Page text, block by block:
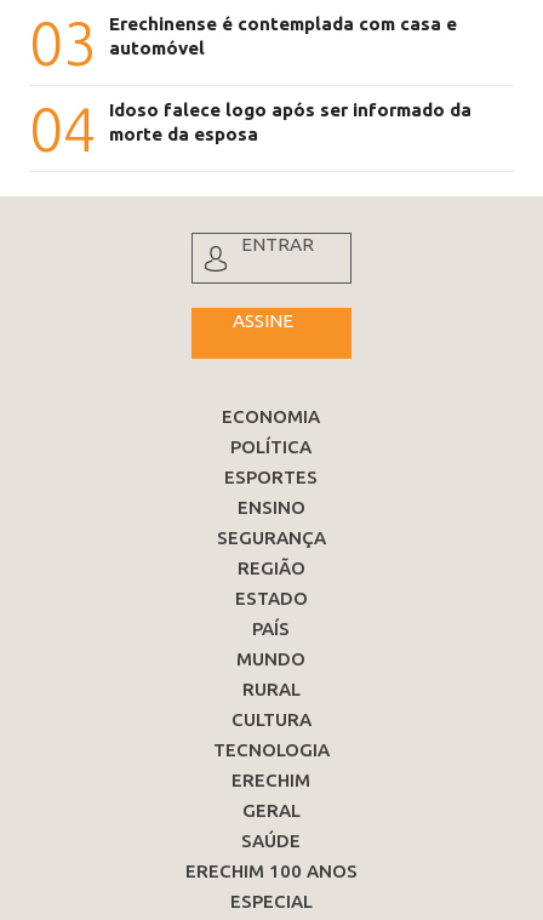
03
Erechinense é contemplada com casa e
automóvel
04
Idoso falece logo após ser informado da
morte da esposa
ENTRAR
ASSINE
ECONOMIA
POLÍTICA
ESPORTES
ENSINO
SEGURANÇA
REGIÃO
ESTADO
PAÍS
MUNDO
RURAL
CULTURA
TECNOLOGIA
ERECHIM
GERAL
SAÚDE
ERECHIM 100 ANOS
ESPECIAL